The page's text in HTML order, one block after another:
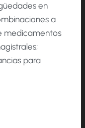
en
a
medicamentos
para